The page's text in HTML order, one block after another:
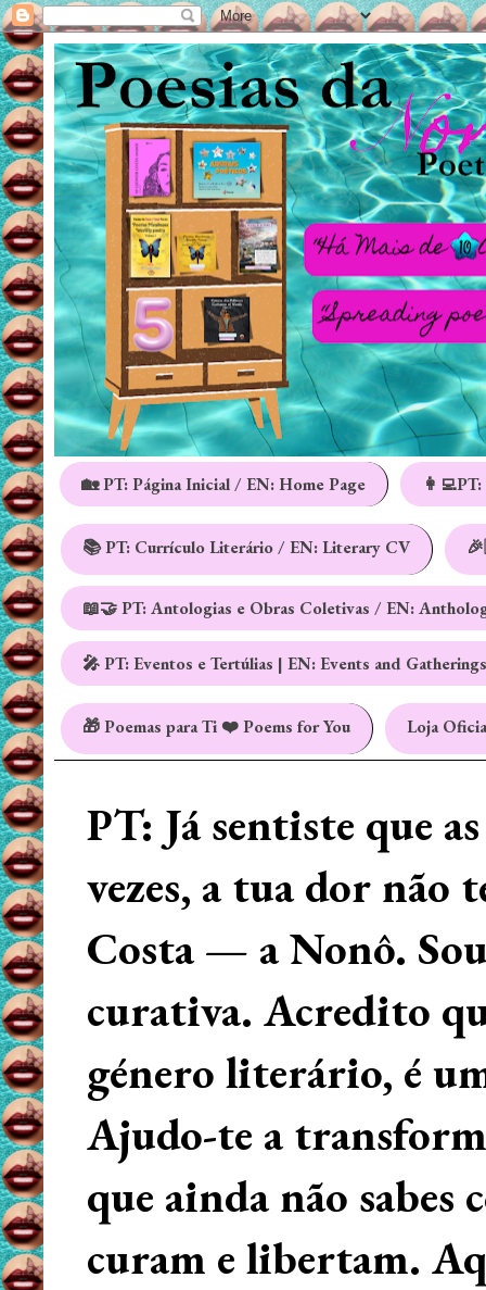
🏡 PT: Página Inicial / EN: Home Page
📚 PT: Currículo Literário / EN: Literary CV
📖🤝 PT: Antologias e Obras Coletivas / EN:
🎤 PT: Eventos e Tertúlias | EN: Events and Gatherings
🎁 Poemas para Ti ❤️ Poems for You Loja
PT: Já sentiste que
vezes, a tua dor não
Costa — a Nonô.
curativa. Acredito
género literário, é
Ajudo-te a
que ainda não
curam e libertam.